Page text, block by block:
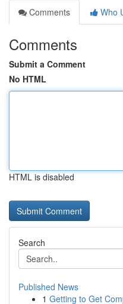
Comments
Who
Comments
Submit a Comment
No HTML
HTML is disabled
Search
Published News
1 Getting to Get